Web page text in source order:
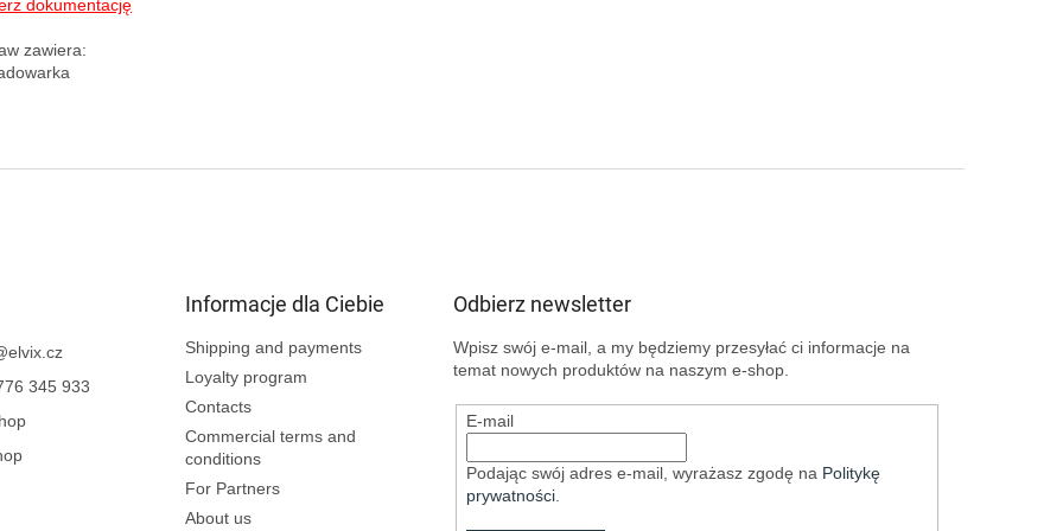
dokumentację
zawiera:
elvix.cz
345 933
Informacje dla Ciebie
Shipping and payments
Loyalty program
Contacts
Commercial terms and
conditions
For Partners
About us
Odbierz newsletter
Wpisz swój e-mail, a my będziemy przesyłać ci informacje na
temat nowych produktów na naszym e-shop.
E-mail
Podając swój adres e-mail, wyrażasz zgodę na Politykę
prywatności.